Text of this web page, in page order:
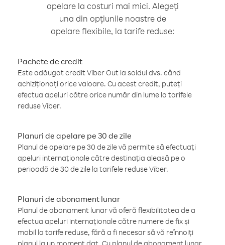
apelare la costuri mai mici. Alegeți
una din opțiunile noastre de
apelare flexibile, la tarife reduse:
Pachete de credit
Este adăugat credit Viber Out la soldul dvs. când
achiziționați orice valoare. Cu acest credit, puteți
efectua apeluri către orice număr din lume la tarifele
reduse Viber.
Planuri de apelare pe 30 de zile
Planul de apelare pe 30 de zile vă permite să efectuați
apeluri internaționale către destinația aleasă pe o
perioadă de 30 de zile la tarifele reduse Viber.
Planuri de abonament lunar
Planul de abonament lunar vă oferă flexibilitatea de a
efectua apeluri internaționale către numere de fix și
mobil la tarife reduse, fără a fi necesar să vă reînnoiți